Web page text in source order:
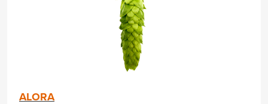
ALORA